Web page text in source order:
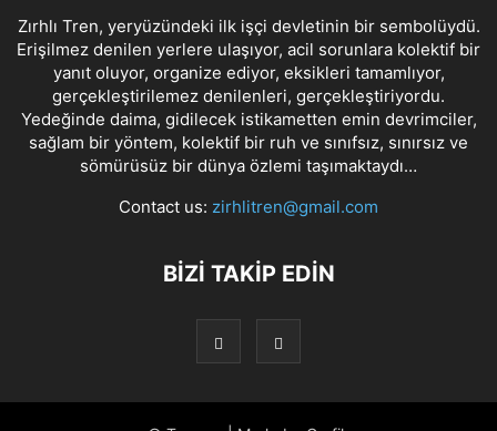
Zırhlı Tren, yeryüzündeki ilk işçi devletinin bir sembolüydü.
Erişilmez denilen yerlere ulaşıyor, acil sorunlara kolektif bir
yanıt oluyor, organize ediyor, eksikleri tamamlıyor,
gerçekleştirilemez denilenleri, gerçekleştiriyordu.
Yedeğinde daima, gidilecek istikametten emin devrimciler,
sağlam bir yöntem, kolektif bir ruh ve sınıfsız, sınırsız ve
sömürüsüz bir dünya özlemi taşımaktaydı…
Contact us: zirhlitren@gmail.com
BİZİ TAKİP EDİN